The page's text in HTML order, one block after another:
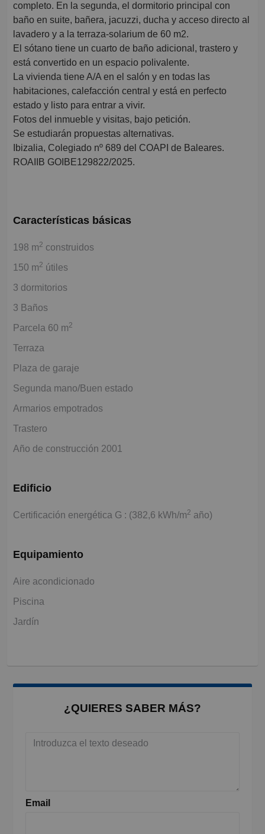
completo. En la segunda, el dormitorio principal con
baño en suite, bañera, jacuzzi, ducha y acceso directo al
lavadero y a la terraza-solarium de 60 m2.
El sótano tiene un cuarto de baño adicional, trastero y
está convertido en un espacio polivalente.
La vivienda tiene A/A en el salón y en todas las
habitaciones, calefacción central y está en perfecto
estado y listo para entrar a vivir.
Fotos del inmueble y visitas, bajo petición.
Se estudiarán propuestas alternativas.
Ibizalia, Colegiado nº 689 del COAPI de Baleares.
ROAIIB GOIBE129822/2025.
Características básicas
198 m2 construidos
150 m2 útiles
3 dormitorios
3 Baños
Parcela 60 m2
Terraza
Plaza de garaje
Segunda mano/Buen estado
Armarios empotrados
Trastero
Año de construcción 2001
Edificio
Certificación energética G : (382,6 kWh/m2 año)
Equipamiento
Aire acondicionado
Piscina
Jardín
¿QUIERES SABER MÁS?
Email